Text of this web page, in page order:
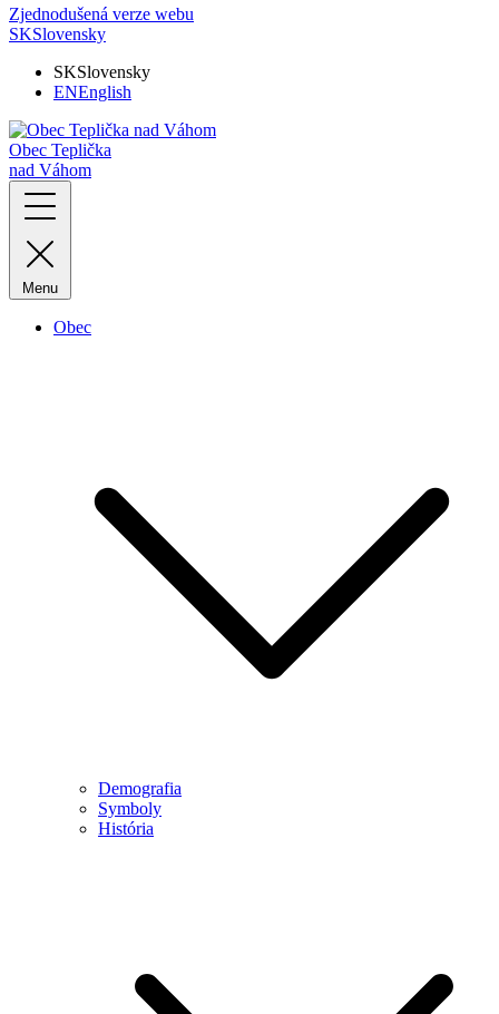
Zjednodušená verze webu
SKSlovensky
SKSlovensky
ENEnglish
Obec Teplička
nad Váhom
Menu
Obec
Demografia
Symboly
História